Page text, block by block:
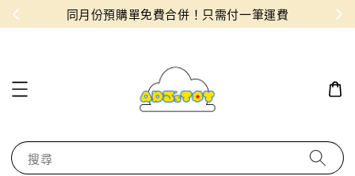
！ 同月份預購單免費合併！只需付一筆運費
搜尋